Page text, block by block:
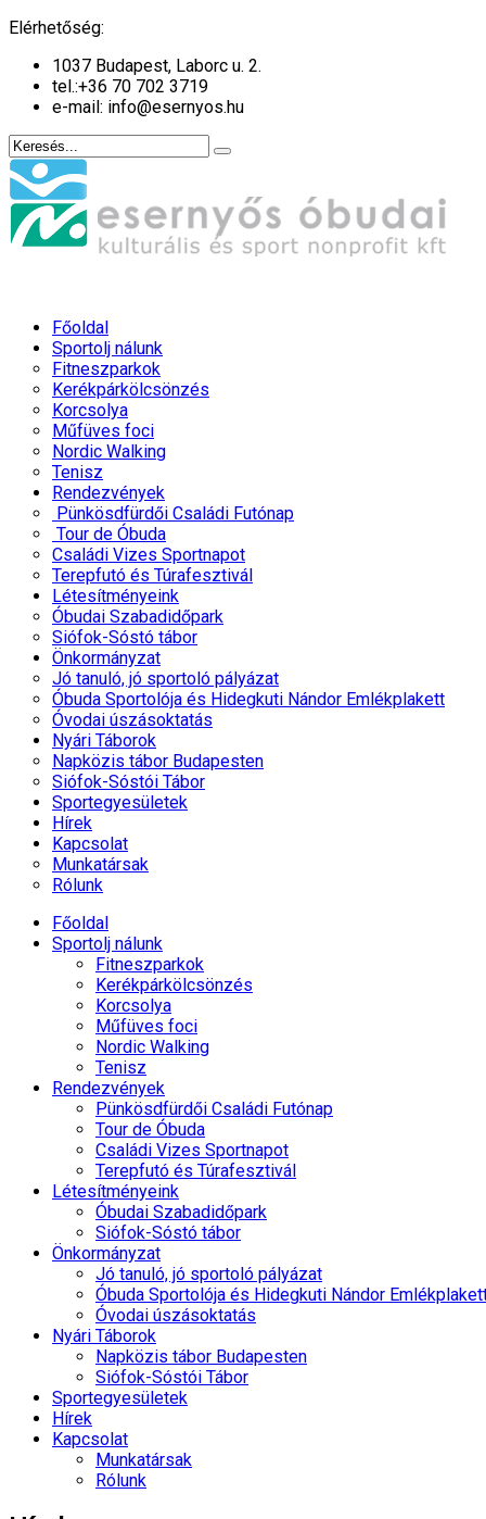
Elérhetőség:
1037 Budapest, Laborc u. 2.
tel.:+36 70 702 3719
e-mail: info@esernyos.hu
Főoldal
Sportolj nálunk
Fitneszparkok
Kerékpárkölcsönzés
Korcsolya
Műfüves foci
Nordic Walking
Tenisz
Rendezvények
Pünkösdfürdői Családi Futónap
Tour de Óbuda
Családi Vizes Sportnapot
Terepfutó és Túrafesztivál
Létesítményeink
Óbudai Szabadidőpark
Siófok-Sóstó tábor
Önkormányzat
Jó tanuló, jó sportoló pályázat
Óbuda Sportolója és Hidegkuti Nándor Emlékplakett
Óvodai úszásoktatás
Nyári Táborok
Napközis tábor Budapesten
Siófok-Sóstói Tábor
Sportegyesületek
Hírek
Kapcsolat
Munkatársak
Rólunk
Főoldal
Sportolj nálunk
Fitneszparkok
Kerékpárkölcsönzés
Korcsolya
Műfüves foci
Nordic Walking
Tenisz
Rendezvények
Pünkösdfürdői Családi Futónap
Tour de Óbuda
Családi Vizes Sportnapot
Terepfutó és Túrafesztivál
Létesítményeink
Óbudai Szabadidőpark
Siófok-Sóstó tábor
Önkormányzat
Jó tanuló, jó sportoló pályázat
Óbuda Sportolója és Hidegkuti Nándor
Óvodai úszásoktatás
Nyári Táborok
Napközis tábor Budapesten
Siófok-Sóstói Tábor
Sportegyesületek
Hírek
Kapcsolat
Munkatársak
Rólunk
év
hónap
év
hónap